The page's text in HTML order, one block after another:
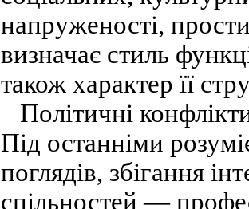
напруженості,
визначає стиль
також характер її
Політичні
Під останніми
поглядів, збігання
спільностей —